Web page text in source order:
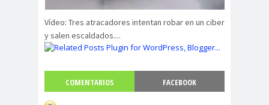
Vídeo: Tres atracadores intentan robar en un ciber
y salen escaldados....
COMENTARIOS FACEBOOK